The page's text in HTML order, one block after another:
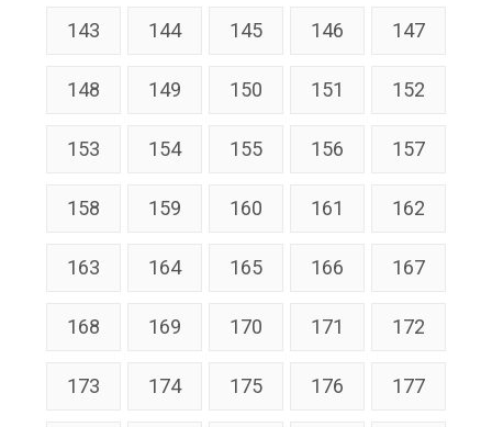
143 144 145 146 147
148 149 150 151 152
153 154 155 156 157
158 159 160 161 162
163 164 165 166 167
168 169 170 171 172
173 174 175 176 177